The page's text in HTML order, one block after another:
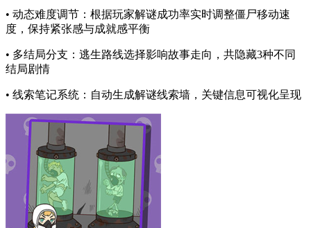
• 动态难度调节：根据玩家解谜成功率实时调整僵尸移动速
度，保持紧张感与成就感平衡
• 多结局分支：逃生路线选择影响故事走向，共隐藏3种不同
结局剧情
• 线索笔记系统：自动生成解谜线索墙，关键信息可视化呈现